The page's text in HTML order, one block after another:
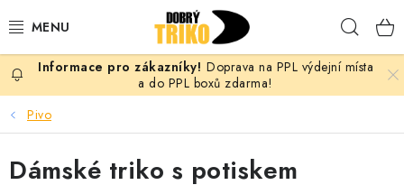
na
PRO ŽENY
PRO MUŽE
PRO DĚTI
Doprava na PPL výdejní místa
a do PPL boxů zdarma!
Pivo
Dámské triko s potiskem